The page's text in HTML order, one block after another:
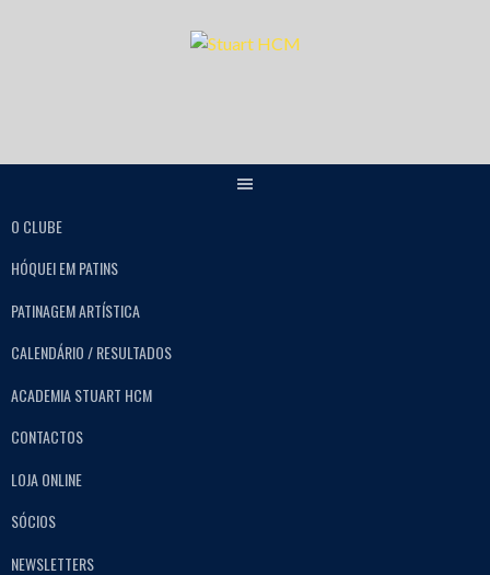
O CLUBE
HÓQUEI EM PATINS
PATINAGEM ARTÍSTICA
CALENDÁRIO / RESULTADOS
ACADEMIA STUART HCM
CONTACTOS
LOJA ONLINE
SÓCIOS
NEWSLETTERS